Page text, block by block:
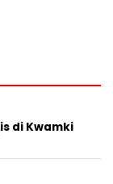
di Kwamki